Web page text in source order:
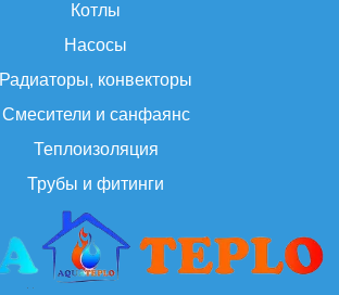
Котлы
Насосы
Радиаторы, конвекторы
Смесители и санфаянс
Теплоизоляция
Трубы и фитинги